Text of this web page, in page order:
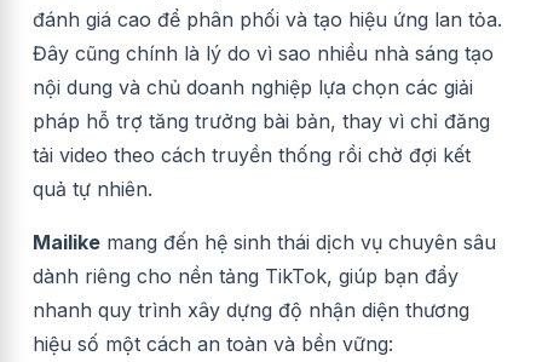
đánh giá cao để phân phối và tạo hiệu ứng lan tỏa.
Đây cũng chính là lý do vì sao nhiều nhà sáng tạo
nội dung và chủ doanh nghiệp lựa chọn các giải
pháp hỗ trợ tăng trưởng bài bản, thay vì chỉ đăng
tải video theo cách truyền thống rồi chờ đợi kết
quả tự nhiên.
Mailike mang đến hệ sinh thái dịch vụ chuyên sâu
dành riêng cho nền tảng TikTok, giúp bạn đẩy
nhanh quy trình xây dựng độ nhận diện thương
hiệu số một cách an toàn và bền vững: